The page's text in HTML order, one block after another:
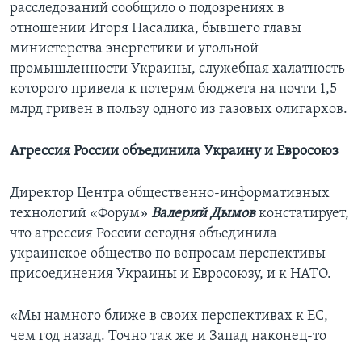
расследований сообщило о подозрениях в
отношении Игоря Насалика, бывшего главы
министерства энергетики и угольной
промышленности Украины, служебная халатность
которого привела к потерям бюджета на почти 1,5
млрд гривен в пользу одного из газовых олигархов.
Агрессия России объединила Украину и Евросоюз
Директор Центра общественно-информативных
технологий «Форум» Валерий Дымовконстатирует,
что агрессия России сегодня объединила
украинское общество по вопросам перспективы
присоединения Украины и Евросоюзу, и к НАТО.
«Мы намного ближе в своих перспективах к ЕС,
чем год назад. Точно так же и Запад наконец-то